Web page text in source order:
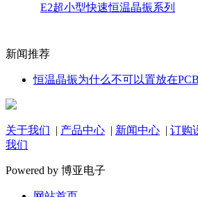
E2超小型快速恒温晶振系列
新闻推荐
恒温晶振为什么不可以置放在
关于我们 | 产品中心 | 新闻中心 | 订购
我们
Powered by 博亚电子